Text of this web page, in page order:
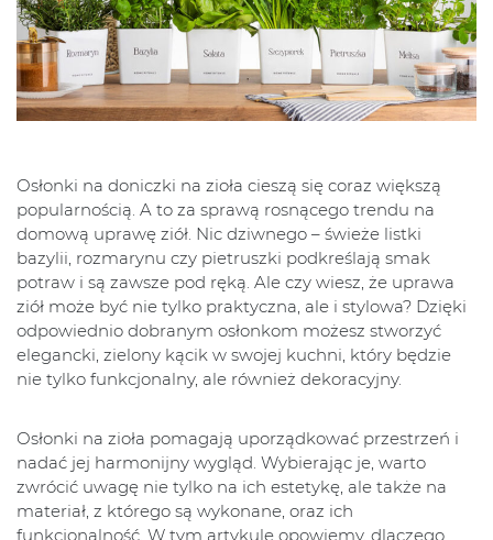
Osłonki na doniczki na zioła cieszą się coraz większą
popularnością. A to za sprawą rosnącego trendu na
domową uprawę ziół. Nic dziwnego – świeże listki
bazylii, rozmarynu czy pietruszki podkreślają smak
potraw i są zawsze pod ręką. Ale czy wiesz, że uprawa
ziół może być nie tylko praktyczna, ale i stylowa? Dzięki
odpowiednio dobranym osłonkom możesz stworzyć
elegancki, zielony kącik w swojej kuchni, który będzie
nie tylko funkcjonalny, ale również dekoracyjny.
Osłonki na zioła pomagają uporządkować przestrzeń i
nadać jej harmonijny wygląd. Wybierając je, warto
zwrócić uwagę nie tylko na ich estetykę, ale także na
materiał, z którego są wykonane, oraz ich
funkcjonalność. W tym artykule opowiemy, dlaczego